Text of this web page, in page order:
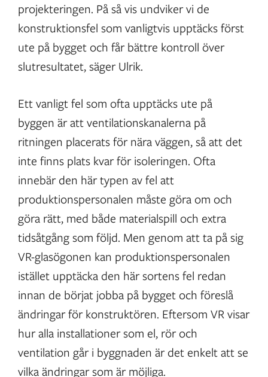
projekteringen. På så vis undviker vi de
konstruktionsfel som vanligtvis upptäcks först
ute på bygget och får bättre kontroll över
slutresultatet, säger Ulrik.
Ett vanligt fel som ofta upptäcks ute på
byggen är att ventilationskanalerna på
ritningen placerats för nära väggen, så att det
inte finns plats kvar för isoleringen. Ofta
innebär den här typen av fel att
produktionspersonalen måste göra om och
göra rätt, med både materialspill och extra
tidsåtgång som följd. Men genom att ta på sig
VR-glasögonen kan produktionspersonalen
istället upptäcka den här sortens fel redan
innan de börjat jobba på bygget och föreslå
ändringar för konstruktören. Eftersom VR visar
hur alla installationer som el, rör och
ventilation går i byggnaden är det enkelt att se
vilka ändringar som är möjliga.